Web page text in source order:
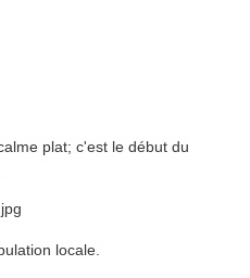
plat; c'est le début du
locale.